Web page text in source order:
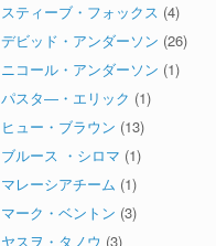
スティーブ・フォックス (4)
デビッド・アンダーソン (26)
ニコール・アンダーソン (1)
パスタ―・エリック (1)
ヒュー・ブラウン (13)
ブルース ・シロマ (1)
マレーシアチーム (1)
マーク・ベントン (3)
ヤスヲ・タノウ (3)